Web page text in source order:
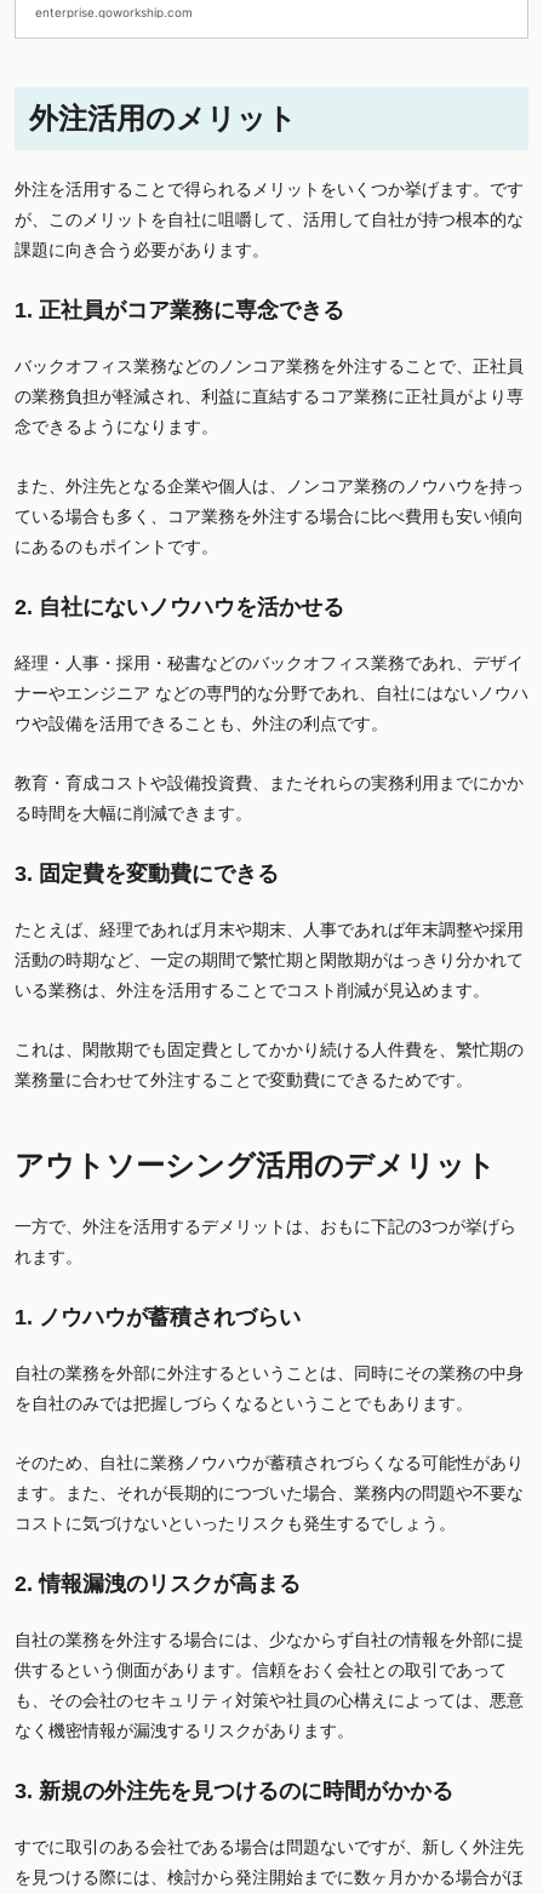
・契約書のテンプレート
enterprise.goworkship.com
外注活用のメリット
外注を活用することで得られるメリットをいくつか挙げます。です
が、このメリットを自社に咀嚼して、活用して自社が持つ根本的な
課題に向き合う必要があります。
1. 正社員がコア業務に専念できる
バックオフィス業務などのノンコア業務を外注することで、正社員
の業務負担が軽減され、利益に直結するコア業務に正社員がより専
念できるようになります。
また、外注先となる企業や個人は、ノンコア業務のノウハウを持っ
ている場合も多く、コア業務を外注する場合に比べ費用も安い傾向
にあるのもポイントです。
2. 自社にないノウハウを活かせる
経理・人事・採用・秘書などのバックオフィス業務であれ、デザイ
ナーやエンジニア などの専門的な分野であれ、自社にはないノウハ
ウや設備を活用できることも、外注の利点です。
教育・育成コストや設備投資費、またそれらの実務利用までにかか
る時間を大幅に削減できます。
3. 固定費を変動費にできる
たとえば、経理であれば月末や期末、人事であれば年末調整や採用
活動の時期など、一定の期間で繁忙期と閑散期がはっきり分かれて
いる業務は、外注を活用することでコスト削減が見込めます。
これは、閑散期でも固定費としてかかり続ける人件費を、繁忙期の
業務量に合わせて外注することで変動費にできるためです。
アウトソーシング活用のデメリット
一方で、外注を活用するデメリットは、おもに下記の3つが挙げら
れます。
1. ノウハウが蓄積されづらい
自社の業務を外部に外注するということは、同時にその業務の中身
を自社のみでは把握しづらくなるということでもあります。
そのため、自社に業務ノウハウが蓄積されづらくなる可能性があり
ます。また、それが長期的につづいた場合、業務内の問題や不要な
コストに気づけないといったリスクも発生するでしょう。
2. 情報漏洩のリスクが高まる
自社の業務を外注する場合には、少なからず自社の情報を外部に提
供するという側面があります。信頼をおく会社との取引であって
も、その会社のセキュリティ対策や社員の心構えによっては、悪意
なく機密情報が漏洩するリスクがあります。
3. 新規の外注先を見つけるのに時間がかかる
すでに取引のある会社である場合は問題ないですが、新しく外注先
を見つける際には、検討から発注開始までに数ヶ月かかる場合がほ